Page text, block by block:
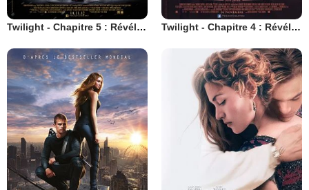
Twilight - Chapitre 5 : Révélation 2e partie Twilight - Chapitre 4 : Révélation 1ère partie